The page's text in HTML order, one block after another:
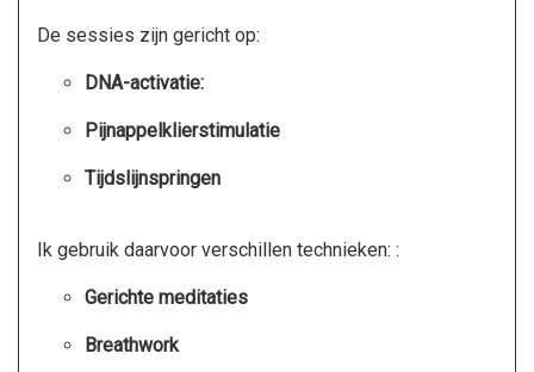
De sessies zijn gericht op:
DNA-activatie:
Pijnappelklierstimulatie
Tijdslijnspringen
Ik gebruik daarvoor verschillen technieken: :
Gerichte meditaties
Breathwork